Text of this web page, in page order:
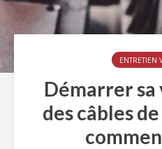
ENTRETIEN
Démarrer
des câbles